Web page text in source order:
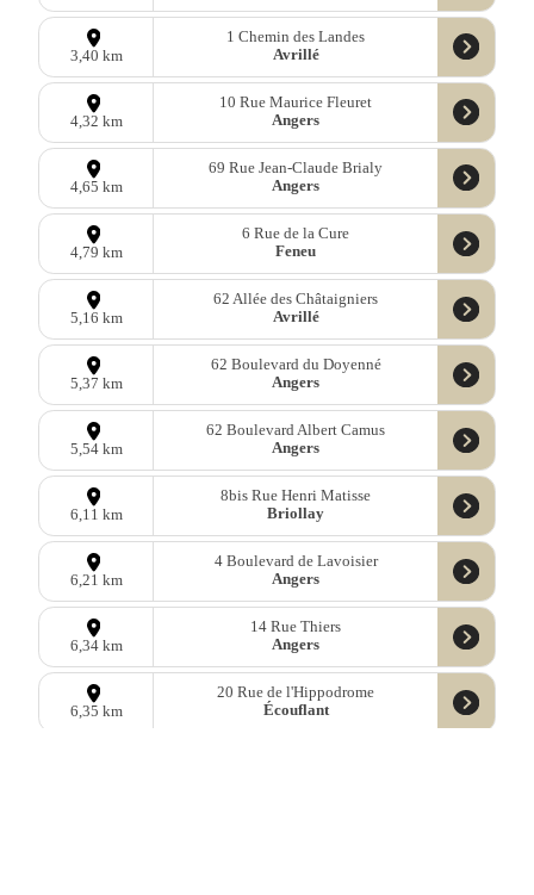
3,40 km
1 Chemin des Landes
Avrillé
4,32 km
10 Rue Maurice Fleuret
Angers
4,65 km
69 Rue Jean-Claude Brialy
Angers
4,79 km
6 Rue de la Cure
Feneu
5,16 km
62 Allée des Châtaigniers
Avrillé
5,37 km
62 Boulevard du Doyenné
Angers
5,54 km
62 Boulevard Albert Camus
Angers
6,11 km
8bis Rue Henri Matisse
Briollay
6,21 km
4 Boulevard de Lavoisier
Angers
6,34 km
14 Rue Thiers
Angers
6,35 km
20 Rue de l'Hippodrome
Écouflant